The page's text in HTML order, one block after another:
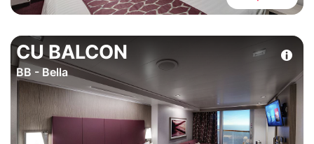
CU BALCON
BB - Bella